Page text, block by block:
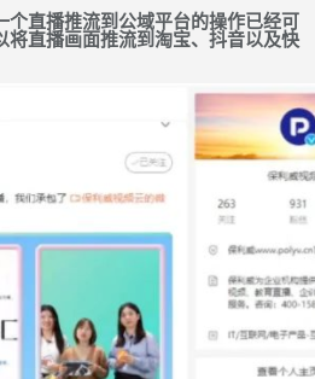
个直播推流到公域平台的操作已经可
将直播画面推流到淘宝、抖音以及快